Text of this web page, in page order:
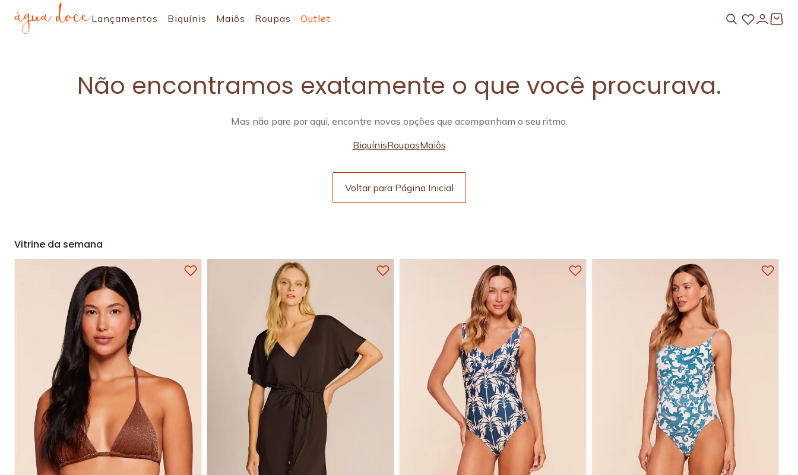
Lançamentos Biquínis Maiôs Roupas Outlet
Não encontramos exatamente o que você procurava.
Mas não pare por aqui, encontre novas opções que acompanham o seu ritmo.
BiquínisRoupasMaiôs
Voltar para Página Inicial
Vitrine da semana
M G GG P G GG